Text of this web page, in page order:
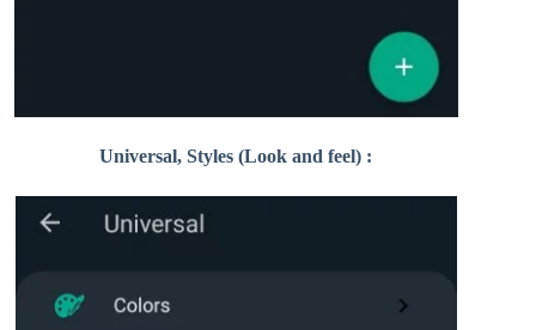
Universal, Styles (Look and feel) :